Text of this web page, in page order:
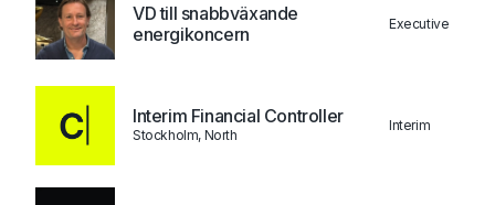
VD till snabbväxande
energikoncern
Executive
Interim Financial Controller
Stockholm, North
Interim